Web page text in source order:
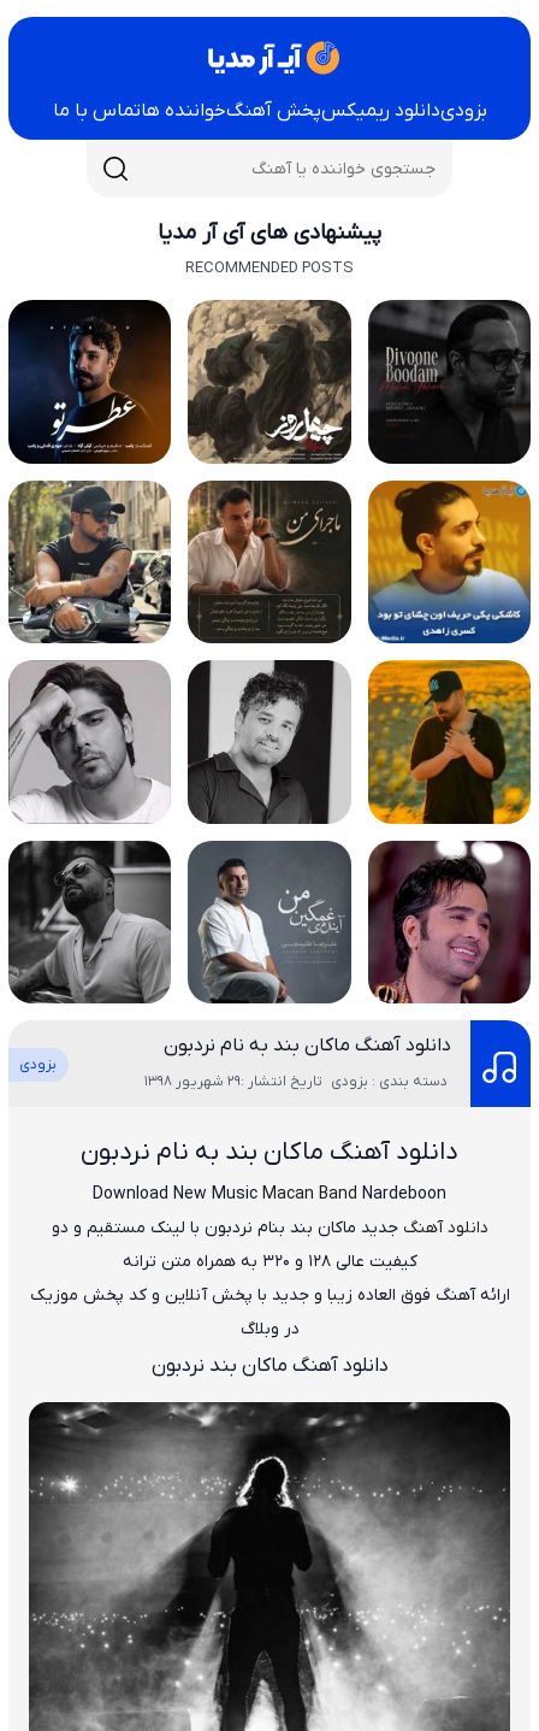
بزودیدانلود ریمیکسپخش آهنگخواننده هاتماس با ما
پیشنهادی های آی آر مدیا
RECOMMENDED POSTS
دانلود آهنگ ماکان بند به نام نردبون
بزودی
دسته بندی : بزودی تاریخ انتشار :29 شهریور 1398
دانلود آهنگ ماکان بند به نام نردبون
Download New Music Macan Band Nardeboon
دانلود آهنگ جدید ماکان بند بنام نردبون با لینک مستقیم و دو
کیفیت عالی ۱۲۸ و ۳۲۰ به همراه متن ترانه
ارائه آهنگ فوق العاده زیبا و جدید با پخش آنلاین و کد پخش موزیک
در وبلاگ
دانلود آهنگ ماکان بند نردبون